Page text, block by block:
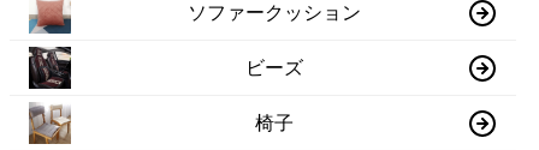
ソファークッション
ビーズ
椅子